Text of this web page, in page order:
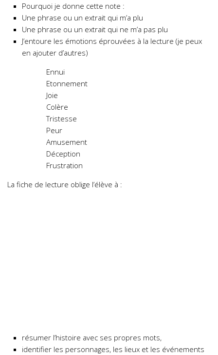
Pourquoi je donne cette note :
Une phrase ou un extrait qui m’a plu
Une phrase ou un extrait qui ne m’a pas plu
J’entoure les émotions éprouvées à la lecture (je peux
en ajouter d’autres)
Ennui
Etonnement
Joie
Colère
Tristesse
Peur
Amusement
Déception
Frustration
La fiche de lecture oblige l’élève à :
résumer l’histoire avec ses propres mots,
identifier les personnages, les lieux et les événements